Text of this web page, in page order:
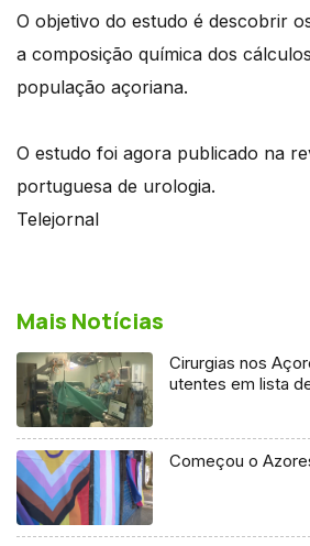
O objetivo do estudo é descobrir
a composição química dos
população açoriana.
O estudo foi agora publicado na
portuguesa de urologia.
Telejornal
Mais Notícias
Cirurgias nos
utentes em lista
Começou o